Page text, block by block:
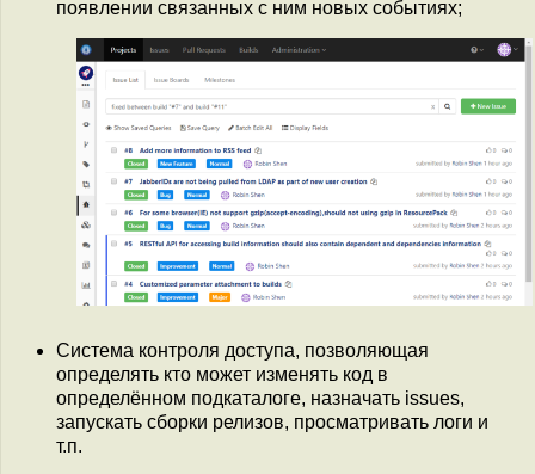
появлении связанных с ним новых событиях;
Система контроля доступа, позволяющая
определять кто может изменять код в
определённом подкаталоге, назначать issues,
запускать сборки релизов, просматривать логи и
т.п.